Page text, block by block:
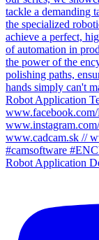
Robot Application